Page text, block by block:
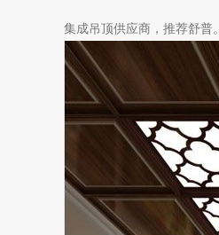
集成吊顶供应商，推荐舒普。